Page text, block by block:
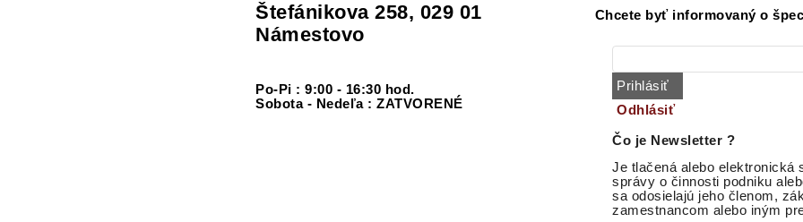
Štefánikova 258, 029 01
Námestovo
Po-Pi : 9:00 - 16:30 hod.
Sobota - Nedeľa : ZATVORENÉ
Chcete byť informovaný o
Prihlásiť
Odhlásiť
Čo je Newsletter ?
Je tlačená alebo elektronická
správy o činnosti podniku
sa odosielajú jeho členom,
zamestnancom alebo iným